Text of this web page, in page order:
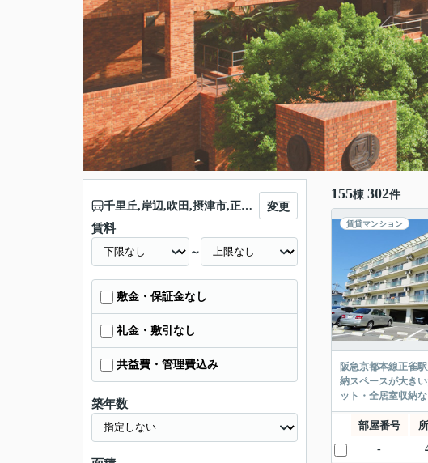
155棟 302件
賃貸マンション
阪急京都本線正雀
納スペースが大き
ット・全居室収納
部屋番号
-
千里丘,岸辺,吹田,摂津市,正雀,相川,上新庄 変更
賃料
～
敷金・保証金なし
礼金・敷引なし
共益費・管理費込み
築年数